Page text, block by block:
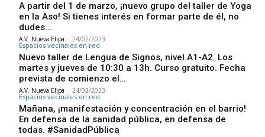
A partir del 1 de marzo, ¡nuevo grupo del taller de Yoga
en la Aso! Si tienes interés en formar parte de él, no
dudes...
A.V. Nueva Elipa - 24/02/2023
Espacios vecinales en red
Nuevo taller de Lengua de Signos, nivel A1-A2. Los
martes y jueves de 10:30 a 13h. Curso gratuito. Fecha
prevista de comienzo el…
A.V. Nueva Elipa - 24/02/2023
Espacios vecinales en red
Mañana, ¡manifestación y concentración en el barrio!
En defensa de la sanidad pública, en defensa de
todas. #SanidadPública